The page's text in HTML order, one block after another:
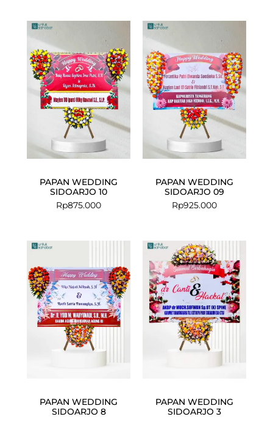
PAPAN WEDDING
SIDOARJO 10
Rp875.000
PAPAN WEDDING
SIDOARJO 09
Rp925.000
PAPAN WEDDING
SIDOARJO 8
PAPAN WEDDING
SIDOARJO 3
price
was:
Rp699.000.
price
is:
Rp675.000.